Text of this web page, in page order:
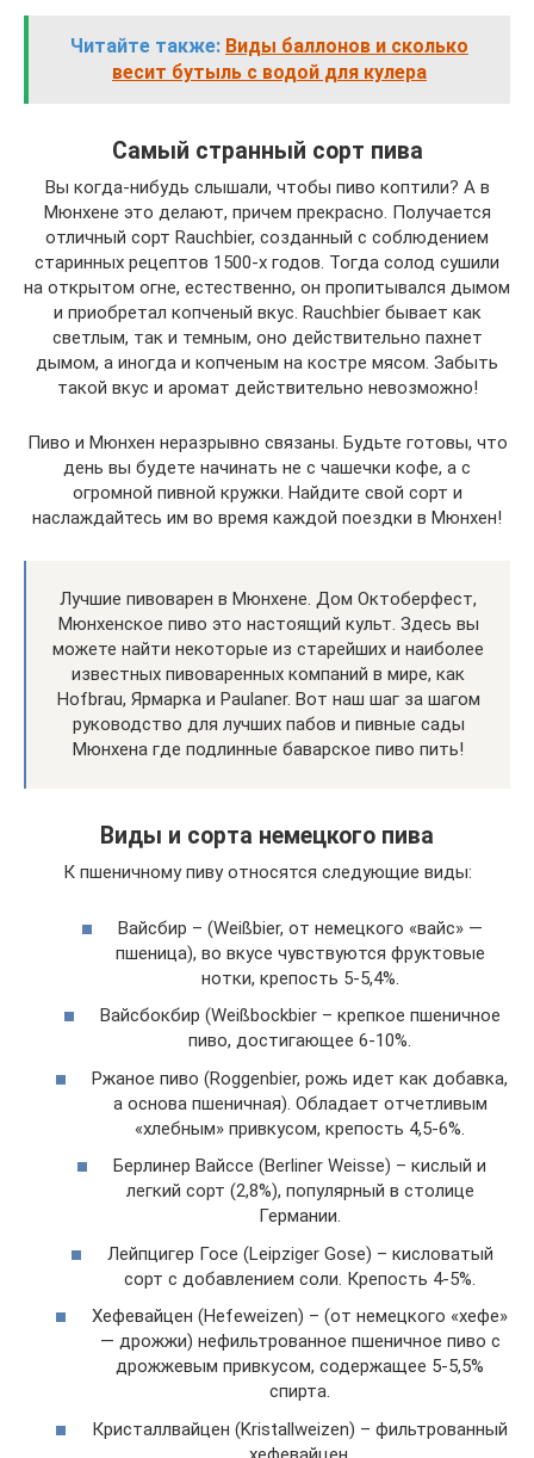
Читайте также: Виды баллонов и сколько
весит бутыль с водой для кулера
Самый странный сорт пива
Вы когда-нибудь слышали, чтобы пиво коптили? А в
Мюнхене это делают, причем прекрасно. Получается
отличный сорт Rauchbier, созданный с соблюдением
старинных рецептов 1500-х годов. Тогда солод сушили
на открытом огне, естественно, он пропитывался дымом
и приобретал копченый вкус. Rauchbier бывает как
светлым, так и темным, оно действительно пахнет
дымом, а иногда и копченым на костре мясом. Забыть
такой вкус и аромат действительно невозможно!
Пиво и Мюнхен неразрывно связаны. Будьте готовы, что
день вы будете начинать не с чашечки кофе, а с
огромной пивной кружки. Найдите свой сорт и
наслаждайтесь им во время каждой поездки в Мюнхен!
Лучшие пивоварен в Мюнхене. Дом Октоберфест,
Мюнхенское пиво это настоящий культ. Здесь вы
можете найти некоторые из старейших и наиболее
известных пивоваренных компаний в мире, как
Hofbrau, Ярмарка и Paulaner. Вот наш шаг за шагом
руководство для лучших пабов и пивные сады
Мюнхена где подлинные баварское пиво пить!
Виды и сорта немецкого пива
К пшеничному пиву относятся следующие виды:
Вайсбир – (Weißbier, от немецкого «вайс» —
пшеница), во вкусе чувствуются фруктовые
нотки, крепость 5-5,4%.
Вайсбокбир (Weißbockbier – крепкое пшеничное
пиво, достигающее 6-10%.
Ржаное пиво (Roggenbier, рожь идет как добавка,
а основа пшеничная). Обладает отчетливым
«хлебным» привкусом, крепость 4,5-6%.
Берлинер Вайссе (Berliner Weisse) – кислый и
легкий сорт (2,8%), популярный в столице
Германии.
Лейпцигер Госе (Leipziger Gose) – кисловатый
сорт с добавлением соли. Крепость 4-5%.
Хефевайцен (Hefeweizen) – (от немецкого «хефе»
— дрожжи) нефильтрованное пшеничное пиво с
дрожжевым привкусом, содержащее 5-5,5%
спирта.
Кристаллвайцен (Kristallweizen) – фильтрованный